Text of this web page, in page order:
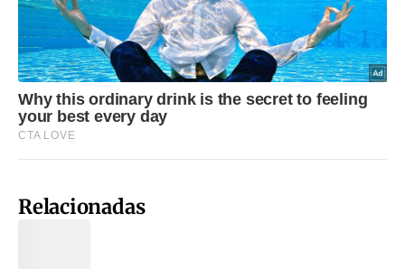
Relacionadas